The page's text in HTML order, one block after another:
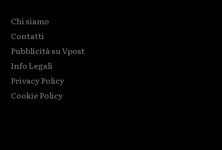
Chi siamo
Contatti
Pubblicità su Vpost
Info Legali
Privacy Policy
Cookie Policy